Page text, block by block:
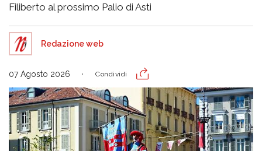
Filiberto al prossimo Palio di Asti
Redazione web
07 Agosto 2026 Condividi